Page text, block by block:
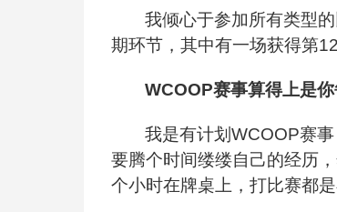
我倾心于参加所有类型
期环节，其中有一场获得第
WCOOP赛事算得上是
我是有计划WCOOP赛
要腾个时间缕缕自己的经历
个小时在牌桌上，打比赛都